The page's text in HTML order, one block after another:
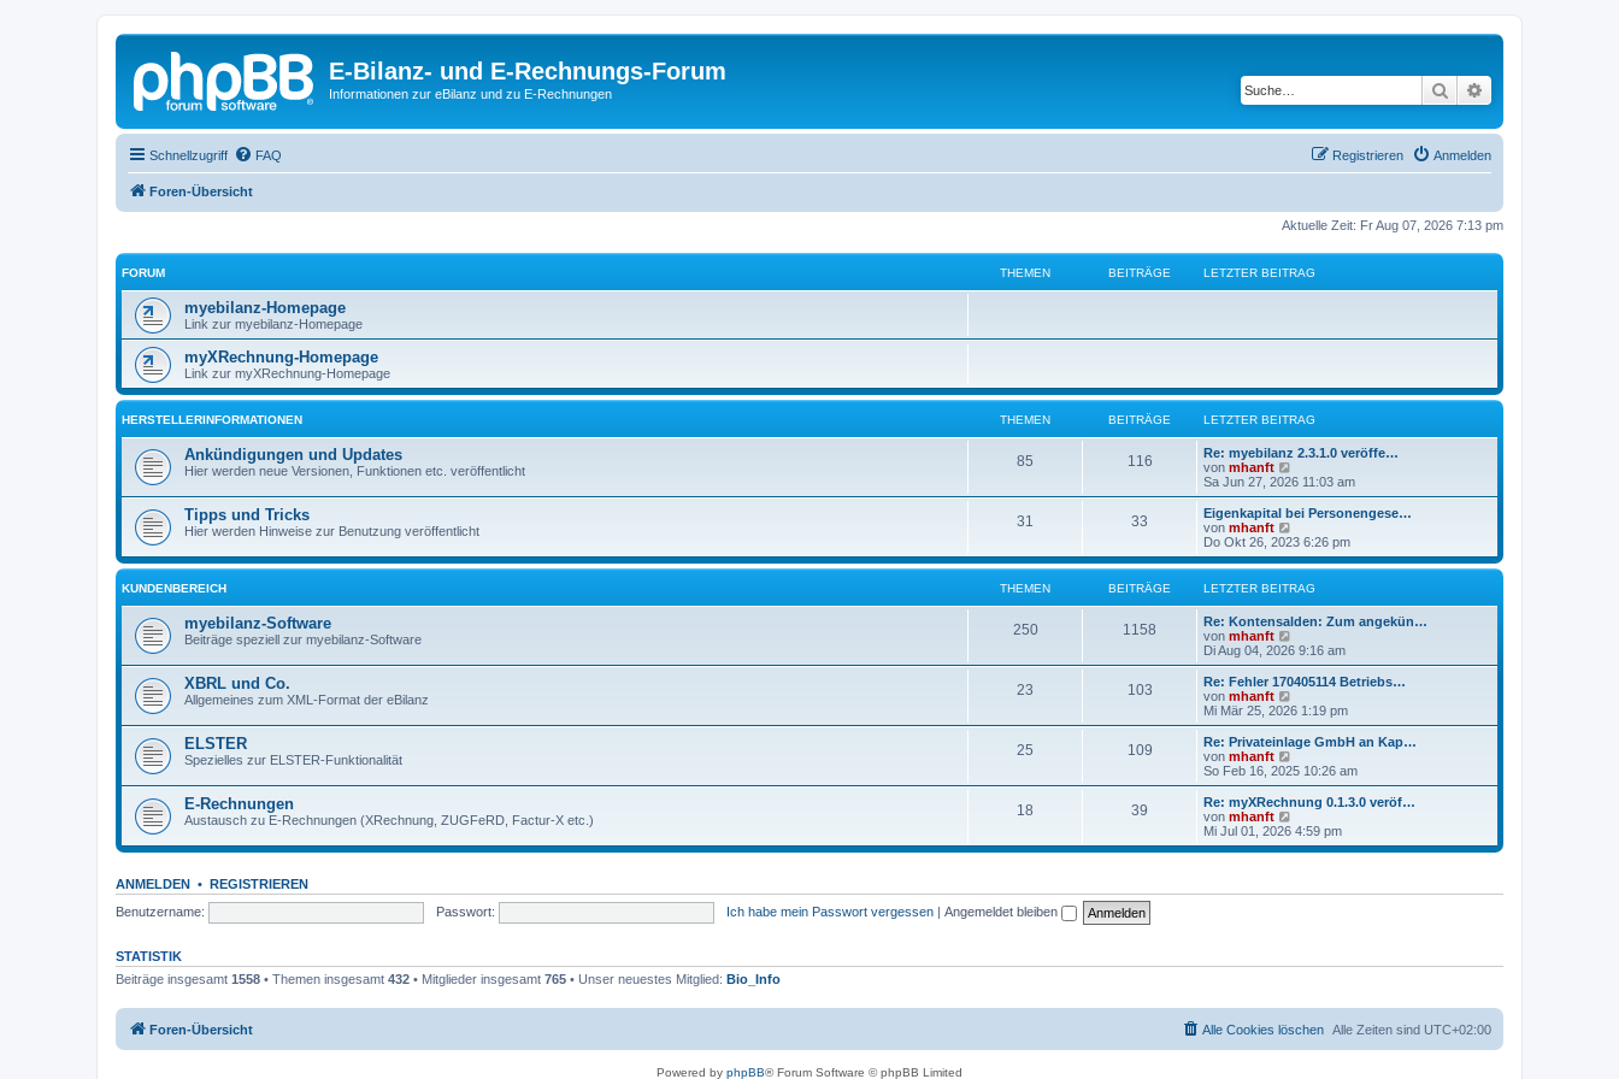
E-Bilanz- und E-Rechnungs-Forum
Informationen zur eBilanz und zu E-Rechnungen Suche
Schnellzugriff FAQ Anmelden
Registrieren
Foren-Übersicht
Aktuelle Zeit: Fr Aug 07, 2026 7:13 pm
FORUM THEMEN BEITRÄGE LETZTER BEITRAG
myebilanz-Homepage
Link zur myebilanz-Homepage
myXRechnung-Homepage
Link zur myXRechnung-Homepage
HERSTELLERINFORMATIONEN THEMEN BEITRÄGE LETZTER BEITRAG
Ankündigungen und Updates
Hier werden neue Versionen, Funktionen etc. veröffentlicht
85 116
Re: myebilanz 2.3.1.0 veröffe…
von mhanft
e
u
e
t
r
B
e
i
t
a
g
Sa Jun 27, 2026 11:03 am
Tipps und Tricks
Hier werden Hinweise zur Benutzung veröffentlicht
31 33
Eigenkapital bei Personengese…
von mhanft
e
u
e
s
r
e
i
t
a
g
Do Okt 26, 2023 6:26 pm
KUNDENBEREICH THEMEN BEITRÄGE LETZTER BEITRAG
myebilanz-Software
Beiträge speziell zur myebilanz-Software
250 1158
Re: Kontensalden: Zum angekün…
von mhanft
e
u
e
t
B
e
i
r
g
Di Aug 04, 2026 9:16 am
XBRL und Co.
Allgemeines zum XML-Format der eBilanz
23 103
Re: Fehler 170405114 Betriebs…
von mhanft
e
u
e
s
t
B
e
t
g
Mi Mär 25, 2026 1:19 pm
ELSTER
Spezielles zur ELSTER-Funktionalität
25 109
Re: Privateinlage GmbH an Kap…
von mhanft
e
u
e
r
i
So Feb 16, 2025 10:26 am
E-Rechnungen
Austausch zu E-Rechnungen (XRechnung, ZUGFeRD, Factur-X etc.)
18 39
Re: myXRechnung 0.1.3.0 veröf…
von mhanft
e
u
Mi Jul 01, 2026 4:59 pm
ANMELDEN • REGISTRIEREN
Benutzername:
Passwort: Ich habe mein Passwort vergessen | Angemeldet bleiben
STATISTIK
Beiträge insgesamt 1558 • Themen insgesamt 432 • Mitglieder insgesamt 765 • Unser neuestes Mitglied: Bio_Info
Foren-Übersicht Alle Zeiten sind UTC+02:00
Alle Cookies löschen
Powered by phpBB® Forum Software © phpBB Limited